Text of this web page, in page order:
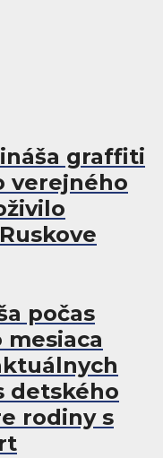
graffiti
verejného
počas
detského
rodiny s